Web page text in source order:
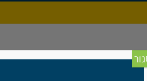
דף הבית אודות